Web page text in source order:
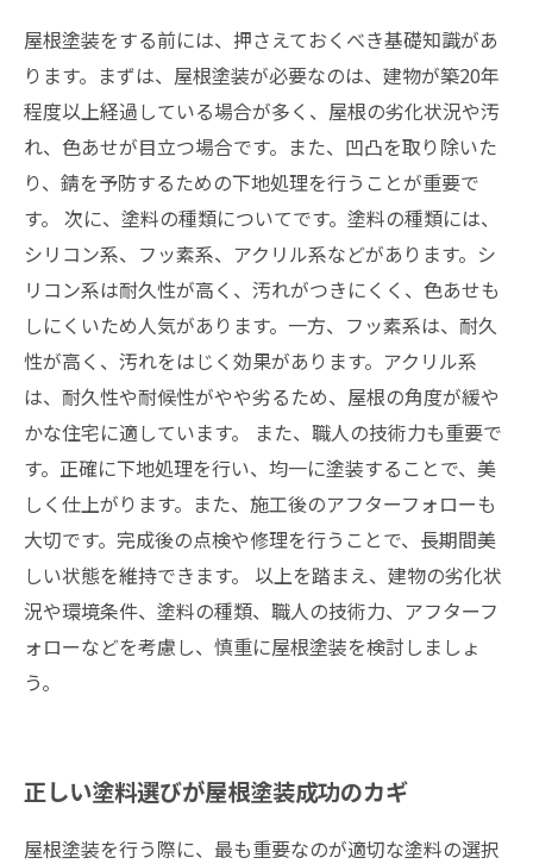
屋根塗装をする前には、押さえておくべき基礎知識があ
ります。まずは、屋根塗装が必要なのは、建物が築20年
程度以上経過している場合が多く、屋根の劣化状況や汚
れ、色あせが目立つ場合です。また、凹凸を取り除いた
り、錆を予防するための下地処理を行うことが重要で
す。 次に、塗料の種類についてです。塗料の種類には、
シリコン系、フッ素系、アクリル系などがあります。シ
リコン系は耐久性が高く、汚れがつきにくく、色あせも
しにくいため人気があります。一方、フッ素系は、耐久
性が高く、汚れをはじく効果があります。アクリル系
は、耐久性や耐候性がやや劣るため、屋根の角度が緩や
かな住宅に適しています。 また、職人の技術力も重要で
す。正確に下地処理を行い、均一に塗装することで、美
しく仕上がります。また、施工後のアフターフォローも
大切です。完成後の点検や修理を行うことで、長期間美
しい状態を維持できます。 以上を踏まえ、建物の劣化状
況や環境条件、塗料の種類、職人の技術力、アフターフ
ォローなどを考慮し、慎重に屋根塗装を検討しましょ
う。
正しい塗料選びが屋根塗装成功のカギ
屋根塗装を行う際に、最も重要なのが適切な塗料の選択